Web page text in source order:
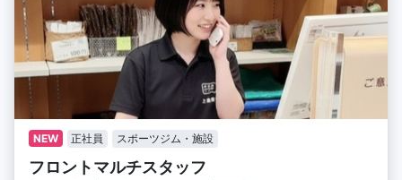
NEW 正社員 スポーツジム・施設
フロントマルチスタッフ